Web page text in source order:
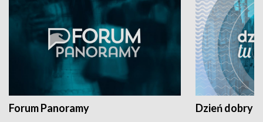
Forum Panoramy Dzień dobry